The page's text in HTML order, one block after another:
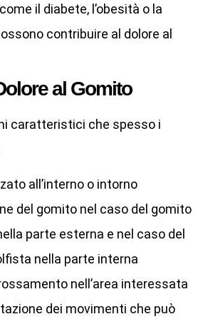
il diabete, l’obesità o la
contribuire al dolore al
al Gomito
caratteristici che spesso i
all’interno o intorno
del gomito nel caso del gomito
parte esterna e nel caso del
nella parte interna
nell’area interessata
dei movimenti che può